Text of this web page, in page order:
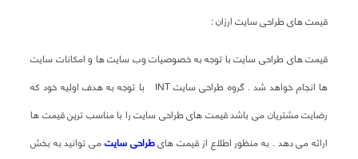
قیمت های طراحی سایت ارزان :
قیمت های طراحی سایت با توجه به خصوصیات وب سایت ها و امکانات سایت
ها انجام خواهد شد . گروه طراحی سایت INT با توجه به هدف اولیه خود که
رضایت مشتریان می باشد قیمت های طراحی سایت را با مناسب ترین قیمت ها
ارائه می دهد . به منظور اطلاع از قیمت هایطراحی سایتمی توانید به بخش